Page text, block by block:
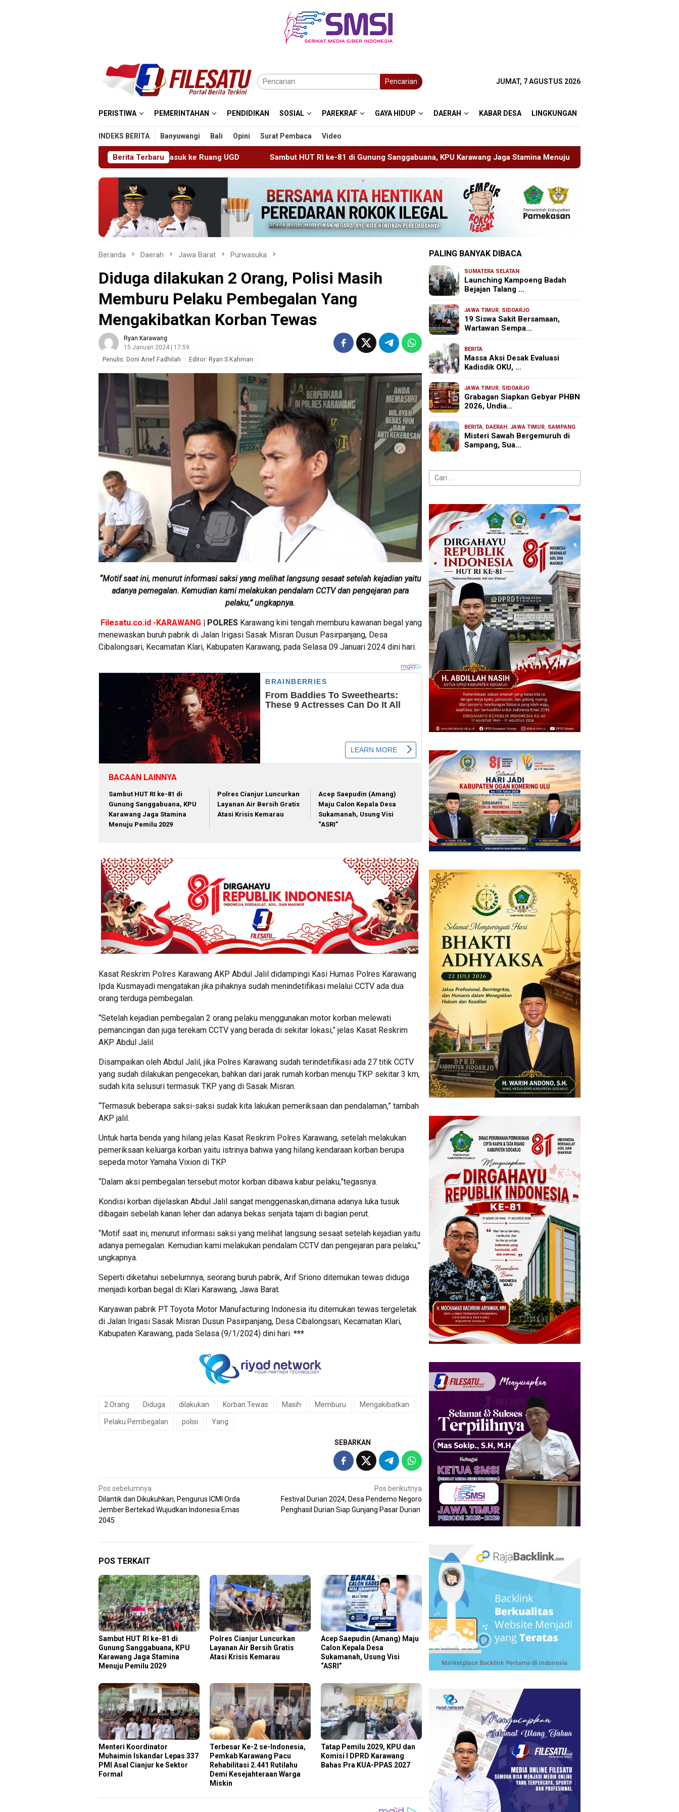
Pencarian JUMAT, 7 AGUSTUS 2026
PERISTIWA PEMERINTAHAN PENDIDIKAN SOSIAL PAREKRAF GAYA HIDUP DAERAH KABAR DESA LINGKUNGAN
INDEKS BERITA Banyuwangi Bali Opini Surat Pembaca Video
Berita Terbaru
Terhalang Masuk ke Ruang UGD Sambut HUT RI ke-81 di Gunung Sanggabuana, KPU Karawang Jaga Stamina Menuju Pemilu 2029 Perkenalkan Diri Lewat Safari
Beranda Daerah Jawa Barat Purwasuka
Diduga dilakukan 2 Orang, Polisi Masih
Memburu Pelaku Pembegalan Yang
Mengakibatkan Korban Tewas
Ryan Karawang
15 Januari 2024 | 17:59
Penulis: Doni Arief Fadhilah Editor: Ryan S Kahman
“Motif saat ini, menurut informasi saksi yang melihat langsung sesaat setelah kejadian yaitu
adanya pemegalan. Kemudian kami melakukan pendalam CCTV dan pengejaran para
pelaku,” ungkapnya.
Filesatu.co.id -KARAWANG | POLRES Karawang kini tengah memburu kawanan begal yang
menewaskan buruh pabrik di Jalan Irigasi Sasak Misran Dusun Pasirpanjang, Desa
Cibalongsari, Kecamatan Klari, Kabupaten Karawang, pada Selasa 09 Januari 2024 dini hari.
BACAAN LAINNYA
Sambut HUT RI ke-81 di
Gunung Sanggabuana, KPU
Karawang Jaga Stamina
Menuju Pemilu 2029
Polres Cianjur Luncurkan
Layanan Air Bersih Gratis
Atasi Krisis Kemarau
Acep Saepudin (Amang)
Maju Calon Kepala Desa
Sukamanah, Usung Visi
“ASRI”
Kasat Reskrim Polres Karawang AKP Abdul Jalil didampingi Kasi Humas Polres Karawang
Ipda Kusmayadi mengatakan jika pihaknya sudah menindetifikasi melalui CCTV ada dua
orang terduga pembegalan.
“Setelah kejadian pembegalan 2 orang pelaku menggunakan motor korban melewati
pemancingan dan juga terekam CCTV yang berada di sekitar lokasi,” jelas Kasat Reskrim
AKP Abdul Jalil.
Disampaikan oleh Abdul Jalil, jika Polres Karawang sudah terindetifikasi ada 27 titik CCTV
yang sudah dilakukan pengecekan, bahkan dari jarak rumah korban menuju TKP sekitar 3 km,
sudah kita selusuri termasuk TKP yang di Sasak Misran.
“Termasuk beberapa saksi-saksi sudak kita lakukan pemeriksaan dan pendalaman,” tambah
AKP jalil.
Untuk harta benda yang hilang jelas Kasat Reskrim Polres Karawang, setelah melakukan
pemeriksaan keluarga korban yaitu istrinya bahwa yang hilang kendaraan korban berupa
sepeda motor Yamaha Vixion di TKP
“Dalam aksi pembegalan tersebut motor korban dibawa kabur pelaku,”tegasnya.
Kondisi korban dijelaskan Abdul Jalil sangat menggenaskan,dimana adanya luka tusuk
dibagain sebelah kanan leher dan adanya bekas senjata tajam di bagian perut.
“Motif saat ini, menurut informasi saksi yang melihat langsung sesaat setelah kejadian yaitu
adanya pemegalan. Kemudian kami melakukan pendalam CCTV dan pengejaran para pelaku,”
ungkapnya.
Seperti diketahui sebelumnya, seorang buruh pabrik, Arif Sriono ditemukan tewas diduga
menjadi korban begal di Klari Karawang, Jawa Barat.
Karyawan pabrik PT Toyota Motor Manufacturing Indonesia itu ditemukan tewas tergeletak
di Jalan Irigasi Sasak Misran Dusun Pasirpanjang, Desa Cibalongsari, Kecamatan Klari,
Kabupaten Karawang, pada Selasa (9/1/2024) dini hari. ***
2 Orang Diduga dilakukan Korban Tewas Masih Memburu Mengakibatkan
Pelaku Pembegalan polisi Yang
SEBARKAN
Navigasi
pos
Pos sebelumnya
Dilantik dan Dikukuhkan, Pengurus ICMI Orda
Jember Bertekad Wujudkan Indonesia Emas
2045
Pos berikutnya
Festival Durian 2024, Desa Pendemo Negoro
Penghasil Durian Siap Gunjang Pasar Durian
POS TERKAIT
Sambut HUT RI ke-81 di
Gunung Sanggabuana, KPU
Karawang Jaga Stamina
Menuju Pemilu 2029
Polres Cianjur Luncurkan
Layanan Air Bersih Gratis
Atasi Krisis Kemarau
Acep Saepudin (Amang) Maju
Calon Kepala Desa
Sukamanah, Usung Visi
“ASRI”
Menteri Koordinator
Muhaimin Iskandar Lepas 337
PMI Asal Cianjur ke Sektor
Formal
Terbesar Ke-2 se-Indonesia,
Pemkab Karawang Pacu
Rehabilitasi 2.441 Rutilahu
Demi Kesejahteraan Warga
Miskin
Tatap Pemilu 2029, KPU dan
Komisi I DPRD Karawang
Bahas Pra KUA-PPAS 2027
PALING BANYAK DIBACA
SUMATERA SELATAN
Launching Kampoeng Badah
Bejajan Talang …
JAWA TIMUR, SIDOARJO
19 Siswa Sakit Bersamaan,
Wartawan Sempa…
BERITA
Massa Aksi Desak Evaluasi
Kadisdik OKU, …
JAWA TIMUR, SIDOARJO
Grabagan Siapkan Gebyar PHBN
2026, Undia…
BERITA, DAERAH ,JAWA TIMUR, SAMPANG
Misteri Sawah Bergemuruh di
Sampang, Sua…
Cari
untuk: